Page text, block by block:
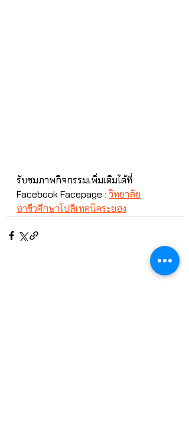
รับชมภาพกิจกรรมเพิ่มเติมได้ที่
Facebook Facepage : วิทยาลัย
อาชีวศึกษาโปลีเทคนิคระยอง